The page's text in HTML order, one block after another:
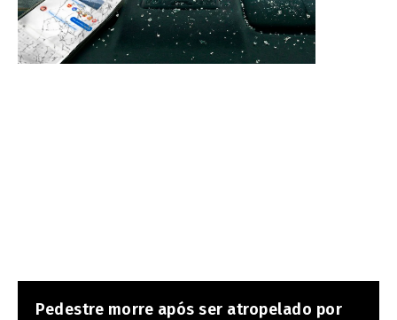
Pedestre morre após ser atropelado por